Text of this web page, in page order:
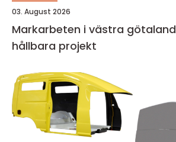
03. August 2026
Markarbeten i västra götaland grunden för
hållbara projekt